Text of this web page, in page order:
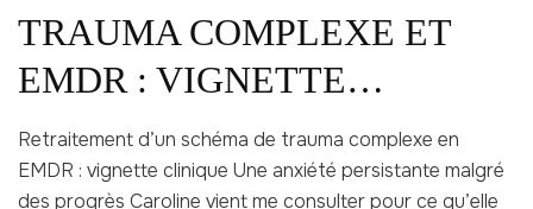
TRAUMA COMPLEXE ET
EMDR : VIGNETTE
CLINIQUE
Retraitement d’un schéma de trauma complexe en
EMDR : vignette clinique Une anxiété persistante malgré
des progrès Caroline vient me consulter pour ce qu’elle